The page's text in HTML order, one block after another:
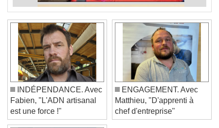
INDÉPENDANCE. Avec
Fabien, "L'ADN artisanal
est une force !"
ENGAGEMENT. Avec
Matthieu, "D'apprenti à
chef d'entreprise"